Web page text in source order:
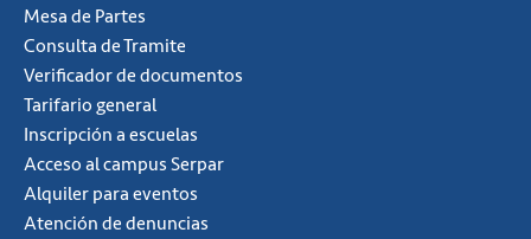
Mesa de Partes
Consulta de Tramite
Verificador de documentos
Tarifario general
Inscripción a escuelas
Acceso al campus Serpar
Alquiler para eventos
Atención de denuncias